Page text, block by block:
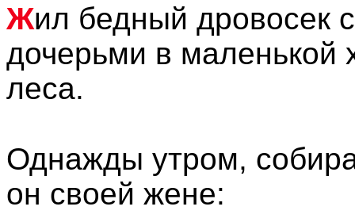
Жил бедный дровосек
дочерьми в маленькой
леса.
Однажды утром,
он своей жене: